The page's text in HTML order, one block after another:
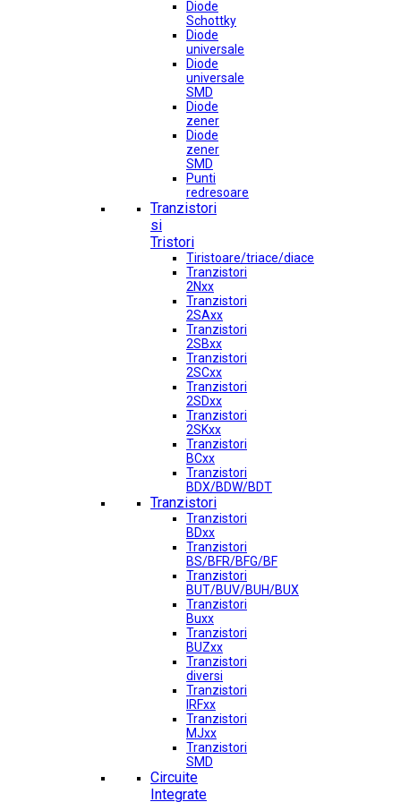
Diode
Schottky
Diode
universale
Diode
universale
SMD
Diode
zener
Diode
zener
SMD
Punti
redresoare
Tranzistori
si
Tristori
Tiristoare/triace/diace
Tranzistori
2Nxx
Tranzistori
2SAxx
Tranzistori
2SBxx
Tranzistori
2SCxx
Tranzistori
2SDxx
Tranzistori
2SKxx
Tranzistori
BCxx
Tranzistori
BDX/BDW/BDT
Tranzistori
Tranzistori
BDxx
Tranzistori
BS/BFR/BFG/BF
Tranzistori
BUT/BUV/BUH/BUX
Tranzistori
Buxx
Tranzistori
BUZxx
Tranzistori
diversi
Tranzistori
IRFxx
Tranzistori
MJxx
Tranzistori
SMD
Circuite
Integrate